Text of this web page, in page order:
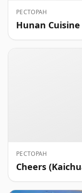
РЕСТОРАН
Hunan Cuisine
РЕСТОРАН
Cheers